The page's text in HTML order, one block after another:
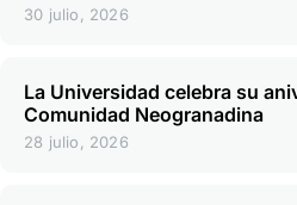
30 julio, 2026
La Universidad celebra su
Comunidad Neogranadina
28 julio, 2026